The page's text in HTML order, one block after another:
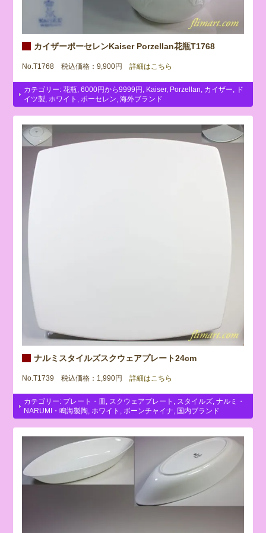
カイザーポーセレンKaiser Porzellan花瓶T1768
No.T1768 税込価格：9,900円 詳細はこちら
カテゴリー:花瓶 ,6000円から9999円 Kaiser, Porzellan カイザー
ド
イツ製 ホワイト ポーセレン ,海外ブランド
ナルミスタイルズスクウェアプレート24cm
No.T1739 税込価格：1,990円 詳細はこちら
カテゴリー: プレート・皿 スクウェアプレート スタイルズ ,ナルミ・
NARUMI・鳴海製陶
ホワイト ボーンチャイナ 国内ブランド